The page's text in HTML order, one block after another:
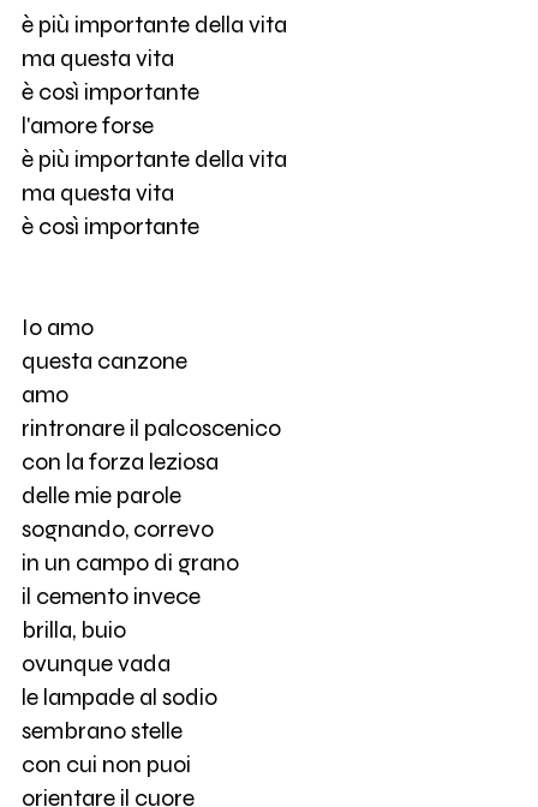
è più importante della vita
ma questa vita
è così importante
l'amore forse
è più importante della vita
ma questa vita
è così importante
Io amo
questa canzone
amo
rintronare il palcoscenico
con la forza leziosa
delle mie parole
sognando, correvo
in un campo di grano
il cemento invece
brilla, buio
ovunque vada
le lampade al sodio
sembrano stelle
con cui non puoi
orientare il cuore